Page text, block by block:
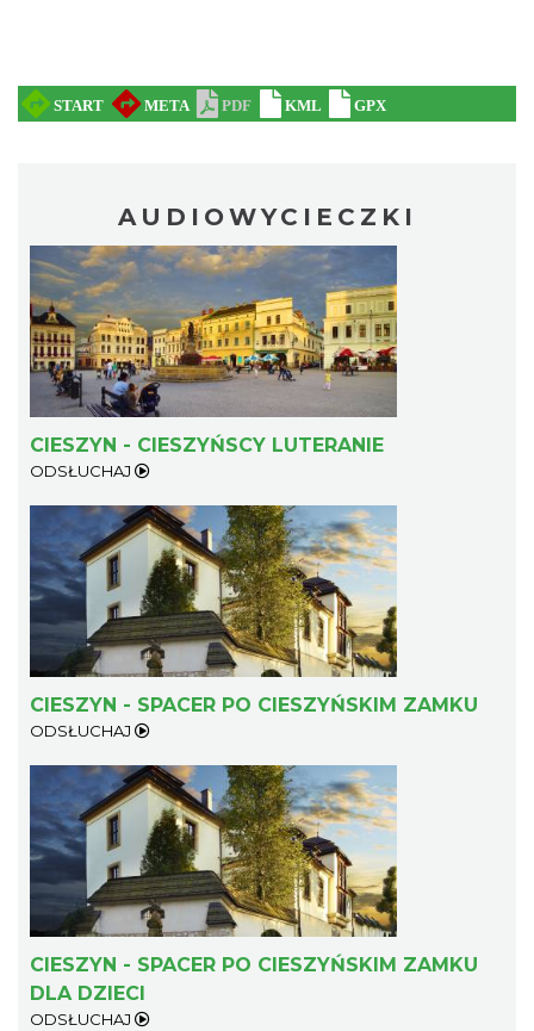
AUDIOWYCIECZKI
CIESZYN - CIESZYŃSCY LUTERANIE
ODSŁUCHAJ
CIESZYN - SPACER PO CIESZYŃSKIM ZAMKU
ODSŁUCHAJ
CIESZYN - SPACER PO CIESZYŃSKIM ZAMKU
DLA DZIECI
ODSŁUCHAJ